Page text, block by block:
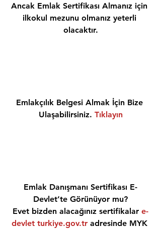
Ancak Emlak Sertifikası Almanız için
ilkokul mezunu olmanız yeterli
olacaktır.
Emlakçılık Belgesi Almak İçin Bize
Ulaşabilirsiniz. Tıklayın
Emlak Danışmanı Sertifikası E-
Devlet’te Görünüyor mu?
Evet bizden alacağınız sertifikalar e-
devlet turkiye.gov.tr adresinde MYK